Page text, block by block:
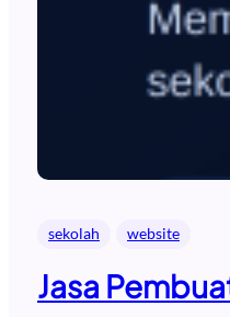
sekolah website
Jasa